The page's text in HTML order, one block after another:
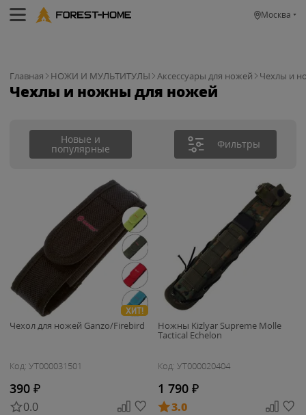
Москва
Главная НОЖИ И МУЛЬТИТУЛЫ Аксессуары для ножей Чехлы и
Чехлы и ножны для ножей
Новые и
популярные Фильтры
ХИТ!
Чехол для ножей Ganzo/Firebird
Код: УТ000031501
390 ₽
0.0
Ножны Kizlyar Supreme Molle
Tactical Echelon
Код: УТ000020404
1 790 ₽
3.0